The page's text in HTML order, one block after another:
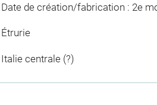
Date de création/fabrication : 2e
Étrurie
Italie centrale (?)